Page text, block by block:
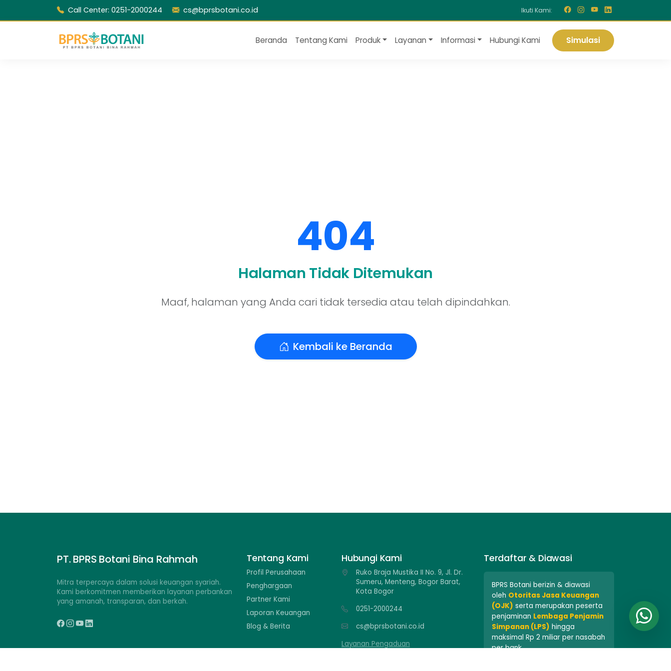
Call Center: 0251-2000244 cs@bprsbotani.co.id Ikuti Kami:
Beranda Tentang Kami Produk Layanan Informasi Hubungi Kami Simulasi
404
Halaman Tidak Ditemukan
Maaf, halaman yang Anda cari tidak tersedia atau telah dipindahkan.
Kembali ke Beranda
PT. BPRS Botani Bina Rahmah
Mitra terpercaya dalam solusi keuangan syariah.
Kami berkomitmen memberikan layanan perbankan
yang amanah, transparan, dan berkah.
Tentang Kami
Profil Perusahaan
Penghargaan
Partner Kami
Laporan Keuangan
Blog & Berita
Hubungi Kami
Ruko Braja Mustika II No. 9, Jl. Dr.
Sumeru, Menteng, Bogor Barat,
Kota Bogor
0251-2000244
cs@bprsbotani.co.id
Layanan Pengaduan
Terdaftar & Diawasi
BPRS Botani berizin & diawasi
oleh Otoritas Jasa Keuangan
(OJK) serta merupakan peserta
penjaminan Lembaga Penjamin
Simpanan (LPS) hingga
maksimal Rp 2 miliar per nasabah
per bank.